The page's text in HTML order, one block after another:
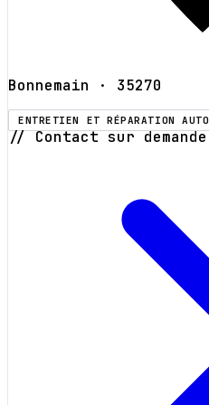
Bonnemain · 35270
ENTRETIEN ET RÉPARATION AUTO
// Contact sur demande